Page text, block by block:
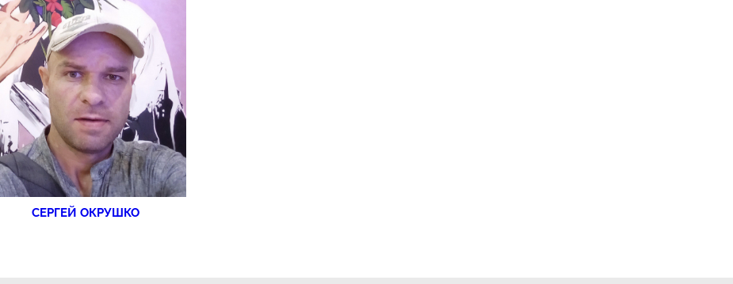
СЕРГЕЙ ОКРУШКО